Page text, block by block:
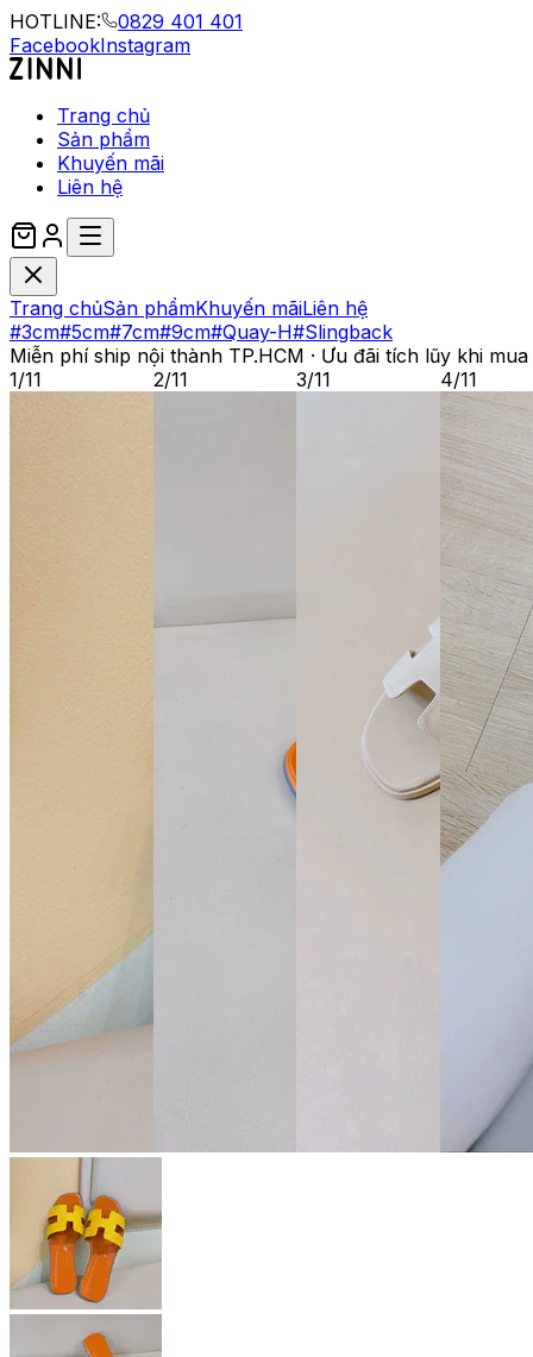
HOTLINE:
0829 401 401
FacebookInstagram
Trang chủ
Sản phẩm
Khuyến mãi
Liên hệ
Trang chủSản phẩmKhuyến mãiLiên hệ
#3cm#5cm#7cm#9cm#Quay-H#Slingback
Miễn phí ship nội thành TP.HCM · Ưu đãi tích lũy khi
1/11 2/11 3/11 4/11